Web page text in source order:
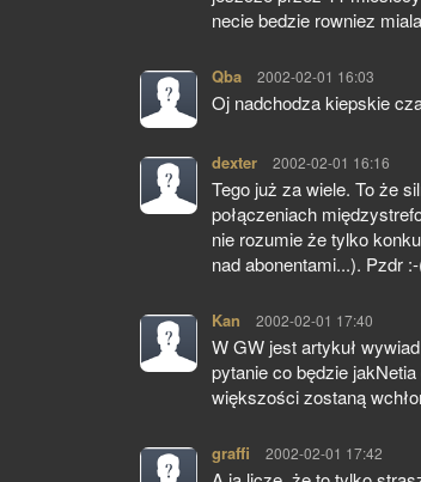
necie bedzie rowniez
Qba pisze:
2002-02-01 16:03
Oj nadchodza kiepskie
dexter pisze:
2002-02-01 16:16
Tego już za wiele. To że
połączeniach
nie rozumie że tylko
nad abonentami...). Pzdr
Kan pisze:
2002-02-01 17:40
W GW jest artykuł
pytanie co będzie
większości zostaną
graffi pisze:
2002-02-01 17:42